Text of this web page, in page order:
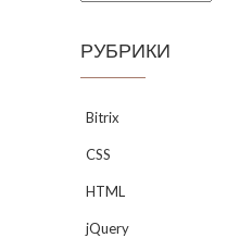
РУБРИКИ
Bitrix
CSS
HTML
jQuery